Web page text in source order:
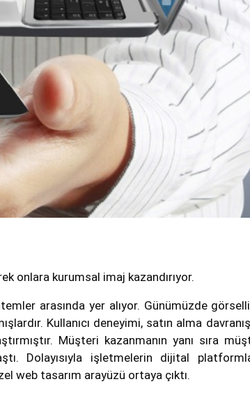
onlara kurumsal imaj kazandırıyor.
arasında yer alıyor. Günümüzde
Kullanıcı deneyimi, satın alma
Müşteri kazanmanın yanı sıra
Dolayısıyla işletmelerin dijital
web tasarım arayüzü ortaya çıktı.